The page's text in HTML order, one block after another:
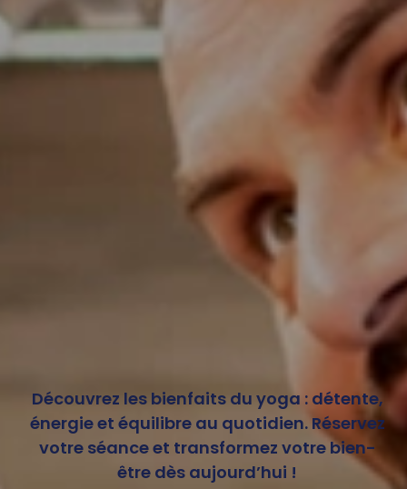
Découvrez les bienfaits du yoga : détente,
énergie et équilibre au quotidien. Réservez
votre séance et transformez votre bien-
être dès aujourd’hui !